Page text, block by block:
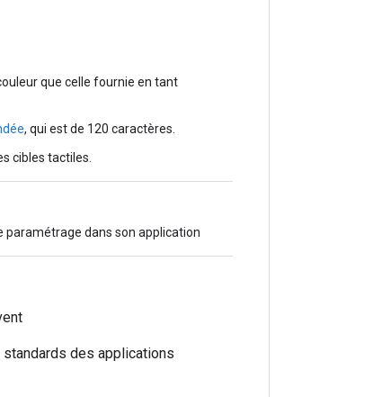
que celle fournie en tant
, qui est de 120 caractères.
cibles tactiles.
paramétrage dans son application
des applications